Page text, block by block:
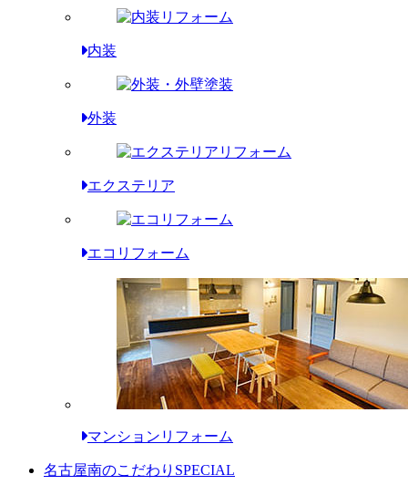
内装
外装
エクステリア
エコリフォーム
マンションリフォーム
名古屋南のこだわり SPECIAL